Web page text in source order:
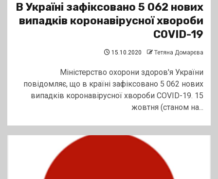
В Україні зафіксовано 5 062 нових
випадків коронавірусної хвороби
COVID-19
15.10.2020 Тетяна Домарєва
Міністерство охорони здоров'я України
повідомляє, що в країні зафіксовано 5 062 нових
випадків коронавірусної хвороби COVID-19. 15
жовтня (станом на...